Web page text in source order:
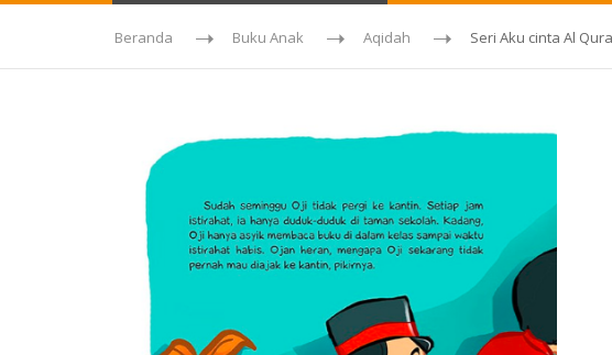
Beranda Buku Anak Aqidah Seri Aku cinta Al